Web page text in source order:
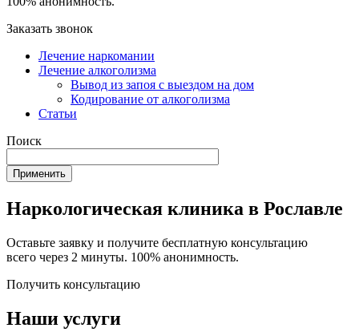
Заказать звонок
Лечение наркомании
Лечение алкоголизма
Вывод из запоя с выездом на дом
Кодирование от алкоголизма
Статьи
Поиск
Наркологическая клиника в Рославле
Оставьте заявку и получите бесплатную консультацию
всего через 2 минуты. 100% анонимность.
Получить консультацию
Наши услуги